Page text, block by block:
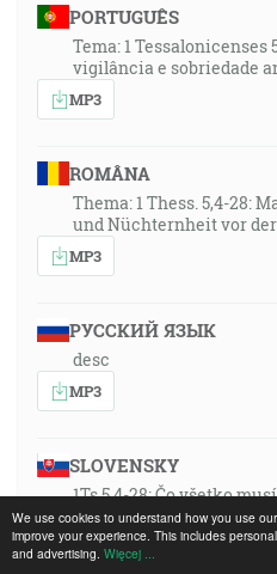
We use cookies to understand how you use
improve your experience. This includes
and advertising. Więcej ...
PORTUGUÊS
Tema: 1 Tessalonicenses
vigilância e sobriedade
MP3
ROMÂNA
Thema: 1 Thess. 5,4-28:
und Nüchternheit vor
MP3
РУССКИЙ ЯЗЫК
desc
MP3
SLOVENSKY
1Ts 5,4-28: Čo všetko
návratom Pána.”
MP3